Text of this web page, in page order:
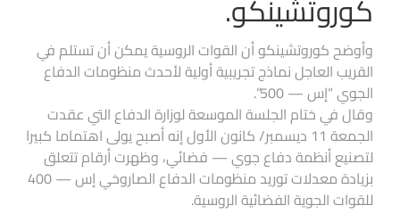
وأوضح كوروتشينكو أن القوات الروسية يمكن أن تستلم في
القريب العاجل نماذج تجريبية أولية لأحدث منظومات الدفاع
الجوي “إس — 500”.
وقال في ختام الجلسة الموسعة لوزارة الدفاع التي عقدت
الجمعة 11 ديسمبر/ كانون الأول إنه أصبح يولى اهتماما كبيرا
لتصنيع أنظمة دفاع جوي — فضائي، وظهرت أرقام تتعلق
بزيادة معدلات توريد منظومات الدفاع الصاروخي إس — 400
للقوات الجوية الفضائية الروسية.